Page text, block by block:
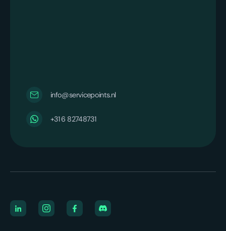
info@servicepoints.nl
+31 6 82748731